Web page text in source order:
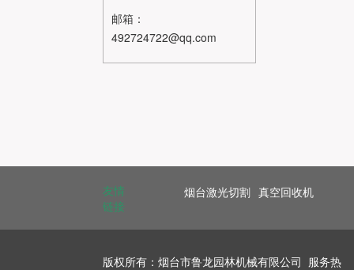
邮箱：
492724722@qq.com
友情
链接
烟台激光切割 真空回收机
版权所有：烟台市鲁龙园林机械有限公司 服务热